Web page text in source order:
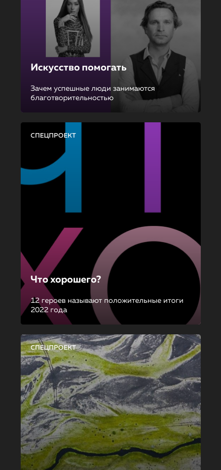
Искусство помогать
Зачем успешные люди занимаются
благотворительностью
СПЕЦПРОЕКТ
Что хорошего?
12 героев называют положительные итоги
2022 года
СПЕЦПРОЕКТ